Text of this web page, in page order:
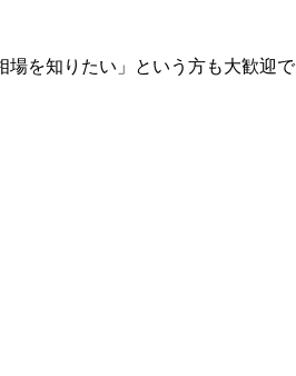
場を知りたい」という方も大歓迎で